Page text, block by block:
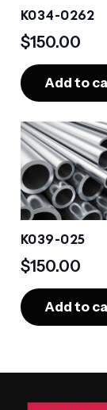
K034-0262
$150.00
Add to
K039-025
$150.00
Add to